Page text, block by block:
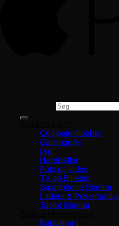
Computertilbehør
Gaminggrej
Lyd
Hørebøffer
Foto og video
TV og Billeder
Smartphone tilbehør
Ladere & Powerbanks
Tablet tilbehør
Babyalarm